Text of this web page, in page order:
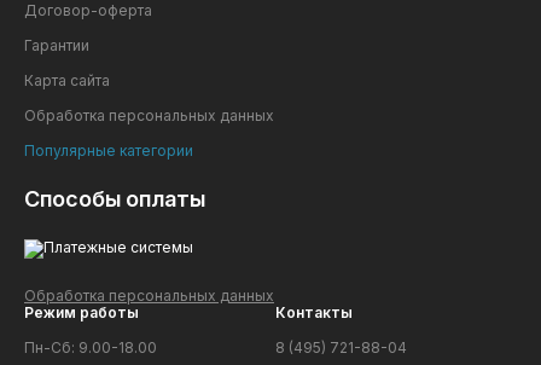
Договор-оферта
Гарантии
Карта сайта
Обработка персональных данных
Популярные категории
Способы оплаты
Обработка персональных данных
Режим работы
Пн-Сб: 9.00-18.00
Контакты
8 (495) 721-88-04